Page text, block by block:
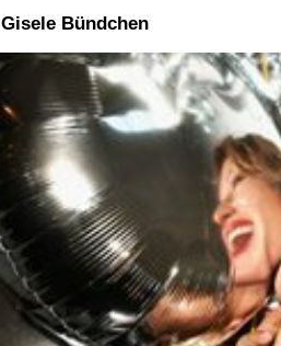
Gisele Bündchen